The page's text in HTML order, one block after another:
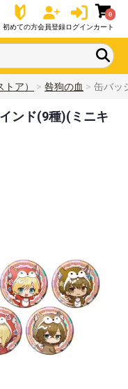
初めての方会員登録ログイン
0
カート
ア） 咎狗の血 缶バッ
ンド(9種)(ミニキ